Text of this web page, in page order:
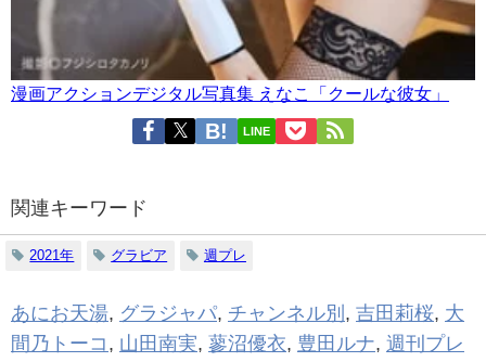
漫画アクションデジタル写真集 えなこ「クールな彼女」
LINE
関連キーワード
2021年 グラビア 週プレ
あにお天湯, グラジャパ, チャンネル別 , 吉田莉桜, 大
間乃トーコ , 山田南実, 蓼沼優衣, 豊田ルナ, 週刊プレ